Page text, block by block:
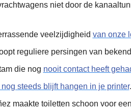
niet door de
veelzijdigheid van onze
reguliere persingen van
die nog nooit contact heeft
steeds blijft hangen in je printer.
maakte toiletten schoon voor